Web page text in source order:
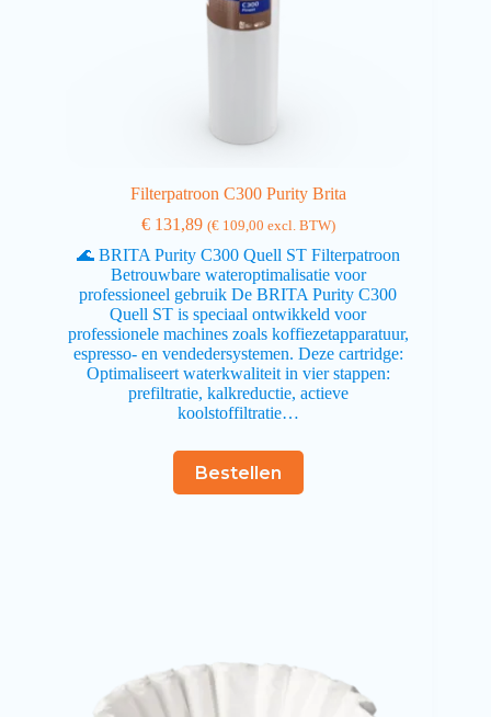
Filterpatroon C300 Purity Brita
€131,89 (€109,00 excl. BTW)
🌊 BRITA Purity C300 Quell ST Filterpatroon
Betrouwbare wateroptimalisatie voor
professioneel gebruik De BRITA Purity C300
Quell ST is speciaal ontwikkeld voor
professionele machines zoals koffiezetapparatuur,
espresso- en vendedersystemen. Deze cartridge:
Optimaliseert waterkwaliteit in vier stappen:
prefiltratie, kalkreductie, actieve
koolstoffiltratie…
Bestellen